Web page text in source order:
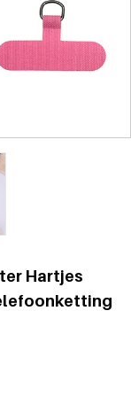
Hartjes